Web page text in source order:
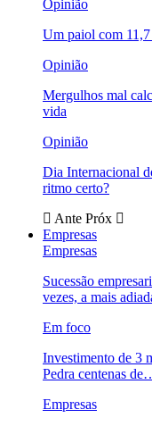
Opinião
Um paiol com
Opinião
Mergulhos mal
vida
Opinião
Dia Internacional
ritmo certo?
Ante Próx
Empresas
Empresas
Sucessão
vezes, a mais
Em foco
Investimento de 3
Pedra centenas
Empresas